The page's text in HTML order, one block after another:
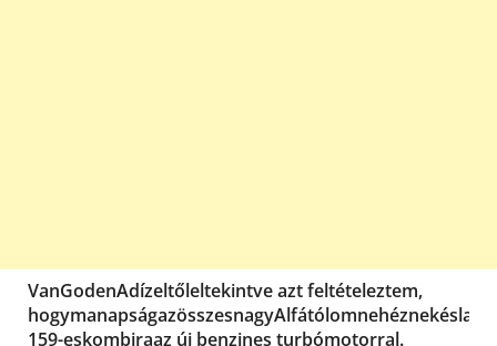
VanGodenAdízeltőleltekintve azt feltételeztem,
hogymanapságazösszesnagyAlfátólomnehéznekés
159-eskombiraaz új benzines turbómotorral.